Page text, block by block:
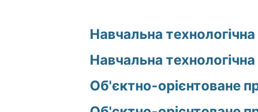
Навчальна
Навчальна
Об'єктно-орієнтоване